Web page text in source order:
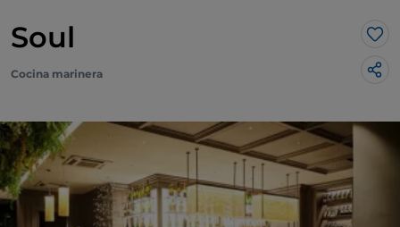
Soul Me
Cocina marinera